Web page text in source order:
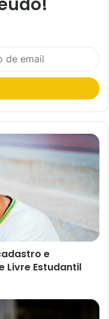
e
Livre Estudantil